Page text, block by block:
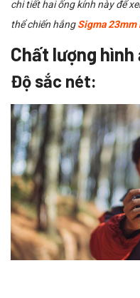
chi tiết hai ống kính này để
thể chiến hắngSigma 23mm
Chất lượng hình
Độ sắc nét: